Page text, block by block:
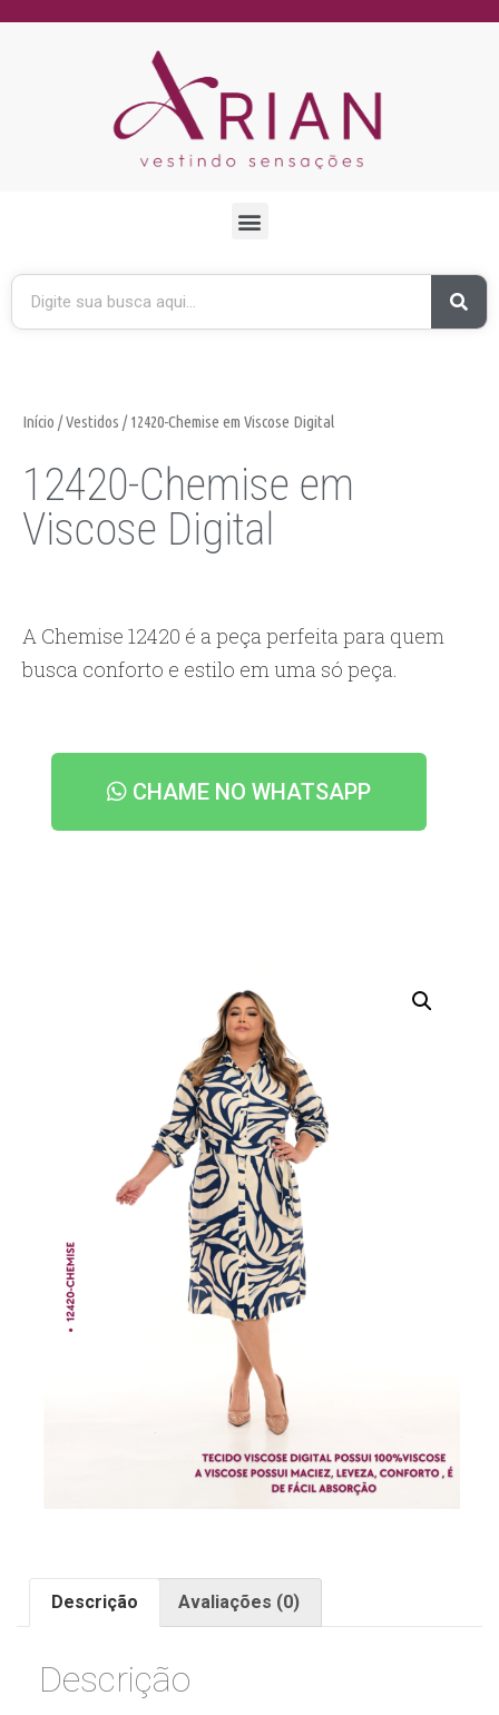
Início /Vestidos / 12420-Chemise em Viscose Digital
12420-Chemise em
Viscose Digital
A Chemise 12420 é a peça perfeita para quem
busca conforto e estilo em uma só peça.
CHAME NO WHATSAPP
Descrição Avaliações (0)
Descrição